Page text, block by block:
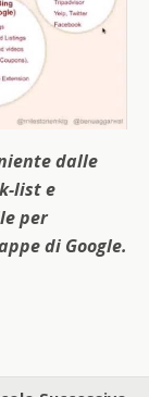
dalle
list e
per
di Google.